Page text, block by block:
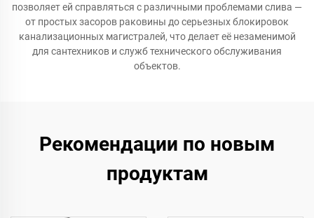
позволяет ей справляться с различными проблемами слива —
от простых засоров раковины до серьезных блокировок
канализационных магистралей, что делает её незаменимой
для сантехников и служб технического обслуживания
объектов.
Рекомендации по новым
продуктам